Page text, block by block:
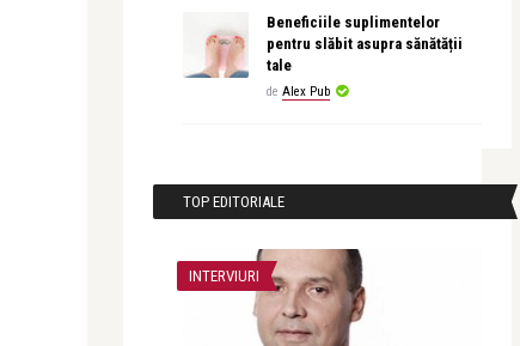
Beneficiile suplimentelor
pentru slăbit asupra sănătății
tale
de Alex Pub
TOP EDITORIALE
INTERVIURI